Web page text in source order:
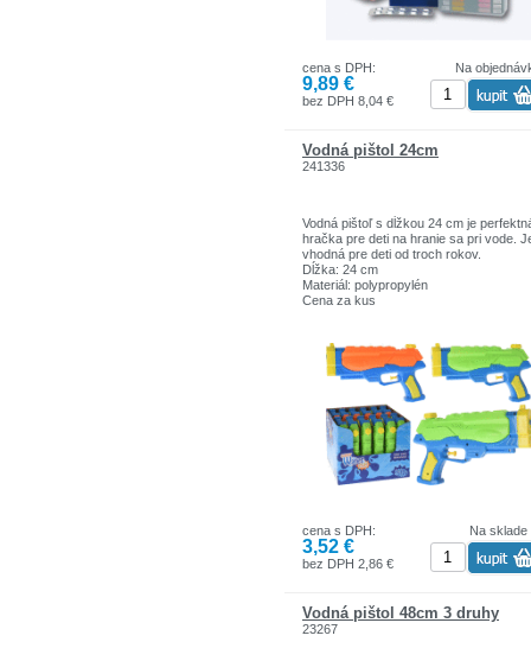
Na
cena s DPH:
9,89 €
bez DPH 8,04 €
Vodná pištol 24cm
241336
Vodná pištoľ s dĺžkou 24 cm je
hračka pre deti na hranie sa pri vode.
vhodná pre deti od troch rokov.
Dĺžka: 24 cm
Materiál: polypropylén
Cena za kus
Na sklade
cena s DPH:
3,52 €
bez DPH 2,86 €
Vodná pištol 48cm 3 druhy
23267